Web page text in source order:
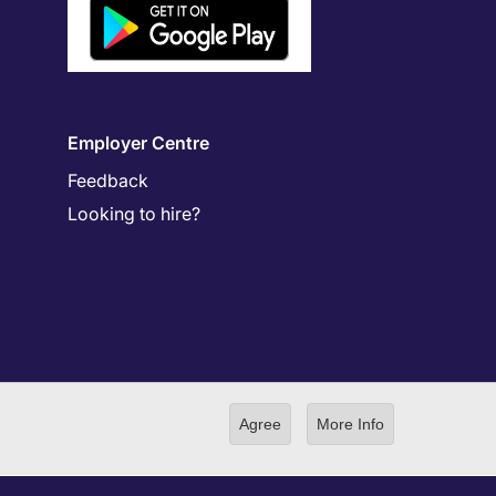
Employer Centre
Feedback
Looking to hire?
Agree More Info